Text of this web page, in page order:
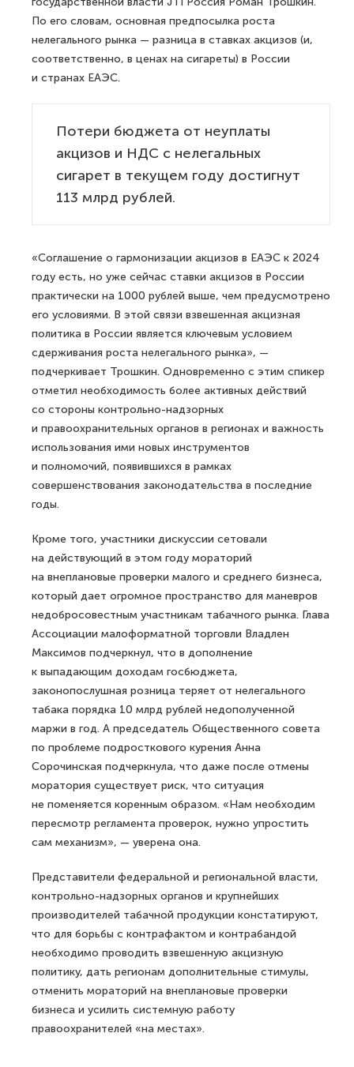
По его словам, основная предпосылка роста
нелегального рынка — разница в ставках акцизов (и,
соответственно, в ценах на сигареты) в России
и странах ЕАЭС.
Потери бюджета от неуплаты
акцизов и НДС с нелегальных
сигарет в текущем году достигнут
113 млрд рублей.
«Соглашение о гармонизации акцизов в ЕАЭС к 2024
году есть, но уже сейчас ставки акцизов в России
практически на 1000 рублей выше, чем предусмотрено
его условиями. В этой связи взвешенная акцизная
политика в России является ключевым условием
сдерживания роста нелегального рынка», —
подчеркивает Трошкин. Одновременно с этим спикер
отметил необходимость более активных действий
со стороны контрольно-надзорных
и правоохранительных органов в регионах и важность
использования ими новых инструментов
и полномочий, появившихся в рамках
совершенствования законодательства в последние
годы.
Кроме того, участники дискуссии сетовали
на действующий в этом году мораторий
на внеплановые проверки малого и среднего бизнеса,
который дает огромное пространство для маневров
недобросовестным участникам табачного рынка. Глава
Ассоциации малоформатной торговли Владлен
Максимов подчеркнул, что в дополнение
к выпадающим доходам госбюджета,
законопослушная розница теряет от нелегального
табака порядка 10 млрд рублей недополученной
маржи в год. А председатель Общественного совета
по проблеме подросткового курения Анна
Сорочинская подчеркнула, что даже после отмены
моратория существует риск, что ситуация
не поменяется коренным образом. «Нам необходим
пересмотр регламента проверок, нужно упростить
сам механизм», — уверена она.
Представители федеральной и региональной власти,
контрольно-надзорных органов и крупнейших
производителей табачной продукции констатируют,
что для борьбы с контрафактом и контрабандой
необходимо проводить взвешенную акцизную
политику, дать регионам дополнительные стимулы,
отменить мораторий на внеплановые проверки
бизнеса и усилить системную работу
правоохранителей «на местах».